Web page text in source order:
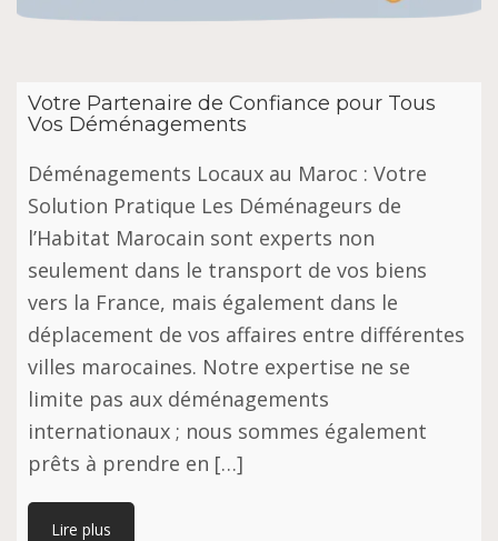
Votre Partenaire de Confiance pour Tous
Vos Déménagements
Déménagements Locaux au Maroc : Votre
Solution Pratique Les Déménageurs de
l’Habitat Marocain sont experts non
seulement dans le transport de vos biens
vers la France, mais également dans le
déplacement de vos affaires entre différentes
villes marocaines. Notre expertise ne se
limite pas aux déménagements
internationaux ; nous sommes également
prêts à prendre en […]
Lire plus